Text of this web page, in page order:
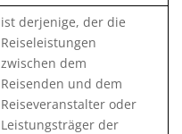
ist derjenige, der die
Reiseleistungen
zwischen dem
Reisenden und dem
Reiseveranstalter oder
Leistungsträger der